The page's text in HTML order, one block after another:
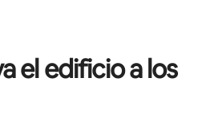
el edificio a los